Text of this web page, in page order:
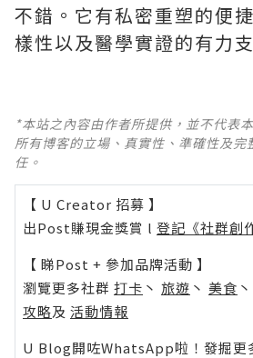
不錯。它有私密重塑的便
樣性以及醫學實證的有力
*本站之內容由作者所提供，並不代表
所有博客的立場、真實性、準確性及完
任。
【 U Creator 招募 】
出Post賺現金獎賞 l 登記《社群創
【 睇Post + 參加品牌活動 】
瀏覽更多社群 打卡 丶 旅遊 丶 美食 丶
攻略及 活動情報
U Blog開咗WhatsApp啦！發掘更